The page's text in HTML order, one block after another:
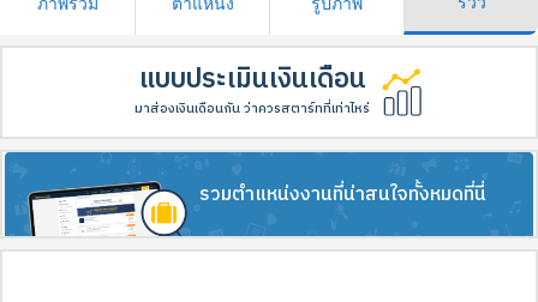
แบบประเมินเงินเดือน
มาส่องเงินเดือนกัน ว่าควรสตาร์ทที่เท่าไหร่
รวมตำแหน่งงานที่น่าสนใจทั้งหมดที่นี่